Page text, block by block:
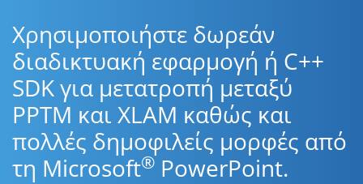
Χρησιμοποιήστε δωρεάν
διαδικτυακή εφαρμογή ή C++
SDK για μετατροπή μεταξύ
PPTM και XLAM καθώς και
πολλές δημοφιλείς μορφές από
τη Microsoft® PowerPoint.